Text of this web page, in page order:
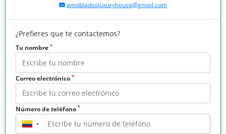
amobladosluxuryhouse@gmail.com
¿Prefieres que te contactemos?
Tu nombre *
Correo electrónico *
Número de teléfono *
▼